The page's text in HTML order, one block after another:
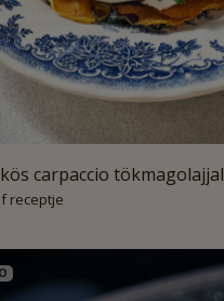
carpaccio tökmagolajjal
receptje